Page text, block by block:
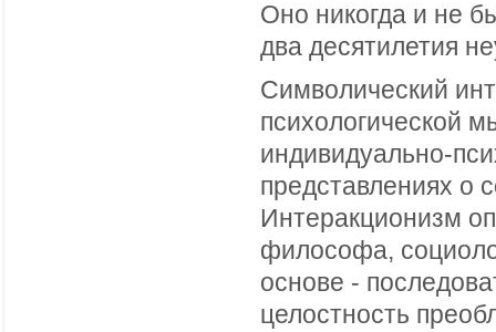
Оно никогда и не
два десятилетия
Символический
психологической
индивидуально-
представлениях о
Интеракционизм
философа,
основе -
целостность